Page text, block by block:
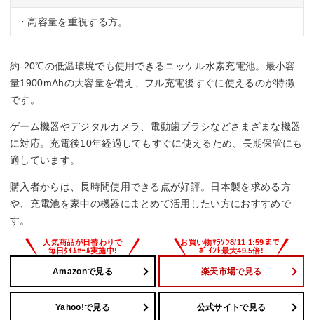
・高容量を重視する方。
約-20℃の低温環境でも使用できるニッケル水素充電池。最小容
量1900mAhの大容量を備え、フル充電後すぐに使えるのが特徴
です。
ゲーム機器やデジタルカメラ、電動歯ブラシなどさまざまな機器
に対応。充電後10年経過してもすぐに使えるため、長期保管にも
適しています。
購入者からは、長時間使用できる点が好評。日本製を求める方
や、充電池を家中の機器にまとめて活用したい方におすすめで
す。
Amazonで見る 楽天市場で見る
Yahoo!で見る 公式サイトで見る